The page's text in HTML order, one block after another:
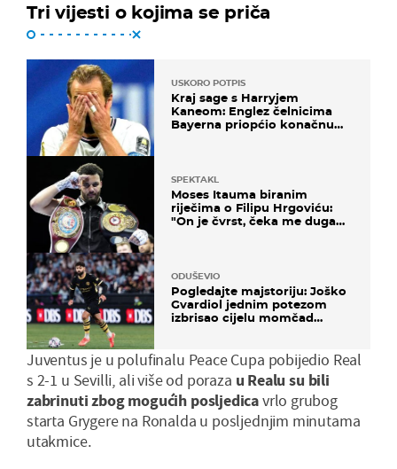
Tri vijesti o kojima se priča
USKORO POTPIS
Kraj sage s Harryjem
Kaneom: Englez čelnicima
Bayerna priopćio konačnu
SPEKTAKL
Moses Itauma biranim
riječima o Filipu Hrgoviću:
"On je čvrst, čeka me duga
ODUŠEVIO
Pogledajte majstoriju: Joško
Gvardiol jednim potezom
izbrisao cijelu momčad
Juventus je u polufinalu Peace Cupa pobijedio Real
s 2-1 u Sevilli, ali više od poraza u Realu su bili
zabrinuti zbog mogućih posljedicavrlo grubog
starta Grygere na Ronalda u posljednjim minutama
utakmice.